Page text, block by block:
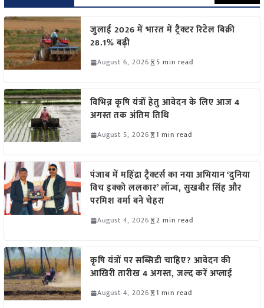
जुलाई 2026 में भारत में ट्रैक्टर रिटेल बिक्री
28.1% बढ़ी
August 6, 2026 5 min read
विभिन्न कृषि यंत्रों हेतु आवेदन के लिए आज 4
अगस्त तक अंतिम तिथि
August 5, 2026 1 min read
पंजाब में महिंद्रा ट्रैक्टर्स का नया अभियान ‘दुनिया
विच इक्को ललकार’ लॉन्च, सुखबीर सिंह और
परमिश वर्मा बने चेहरा
August 4, 2026 2 min read
कृषि यंत्रों पर सब्सिडी चाहिए? आवेदन की
आखिरी तारीख 4 अगस्त, जल्द करें अप्लाई
August 4, 2026 1 min read